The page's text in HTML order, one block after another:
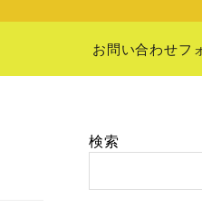
お問い合わせフ
検索